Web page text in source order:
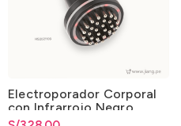
Electroporador Corporal
con Infrarrojo Negro